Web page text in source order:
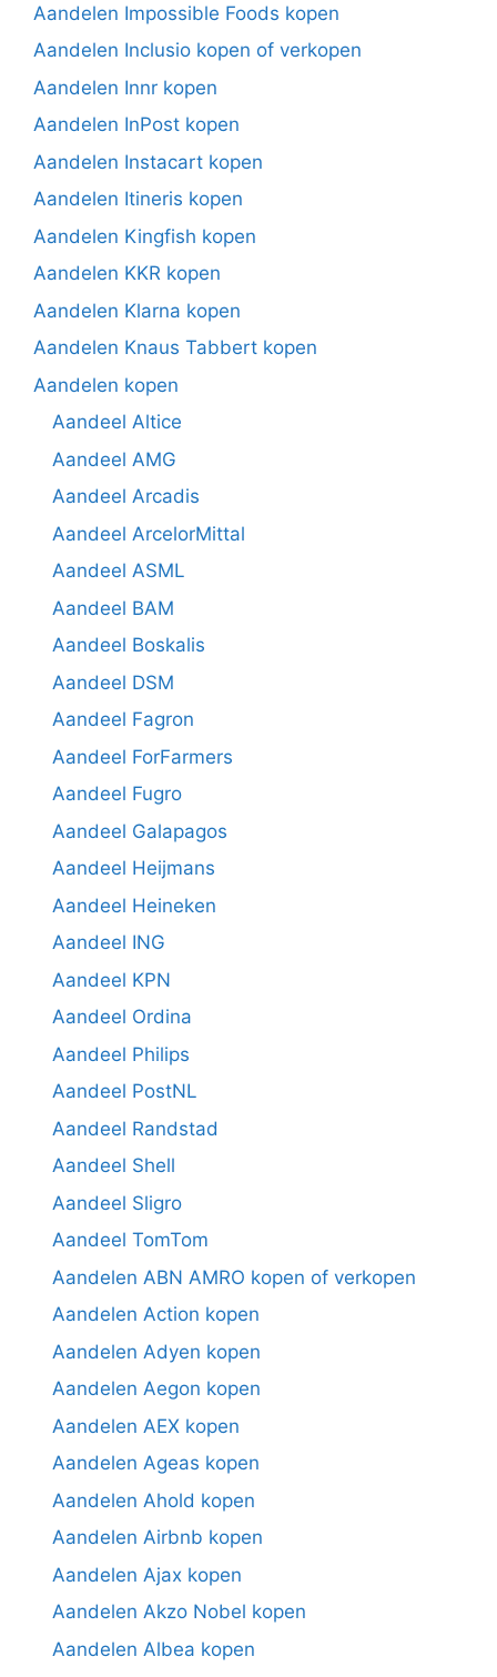
Aandelen Impossible Foods kopen
Aandelen Inclusio kopen of verkopen
Aandelen Innr kopen
Aandelen InPost kopen
Aandelen Instacart kopen
Aandelen Itineris kopen
Aandelen Kingfish kopen
Aandelen KKR kopen
Aandelen Klarna kopen
Aandelen Knaus Tabbert kopen
Aandelen kopen
Aandeel Altice
Aandeel AMG
Aandeel Arcadis
Aandeel ArcelorMittal
Aandeel ASML
Aandeel BAM
Aandeel Boskalis
Aandeel DSM
Aandeel Fagron
Aandeel ForFarmers
Aandeel Fugro
Aandeel Galapagos
Aandeel Heijmans
Aandeel Heineken
Aandeel ING
Aandeel KPN
Aandeel Ordina
Aandeel Philips
Aandeel PostNL
Aandeel Randstad
Aandeel Shell
Aandeel Sligro
Aandeel TomTom
Aandelen ABN AMRO kopen of verkopen
Aandelen Action kopen
Aandelen Adyen kopen
Aandelen Aegon kopen
Aandelen AEX kopen
Aandelen Ageas kopen
Aandelen Ahold kopen
Aandelen Airbnb kopen
Aandelen Ajax kopen
Aandelen Akzo Nobel kopen
Aandelen Albea kopen